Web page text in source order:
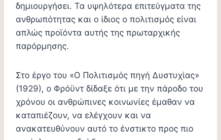
δημιουργήσει. Τα υψηλότερα επιτεύγματα της
ανθρωπότητας και ο ίδιος ο πολιτισμός είναι
απλώς προϊόντα αυτής της πρωταρχικής
παρόρμησης.
Στο έργο του «Ο Πολιτισμός πηγή Δυστυχίας»
(1929), ο Φρόϋντ δίδαξε ότι με την πάροδο του
χρόνου οι ανθρώπινες κοινωνίες έμαθαν να
καταπιέζουν, να ελέγχουν και να
ανακατευθύνουν αυτό το ένστικτο προς πιο